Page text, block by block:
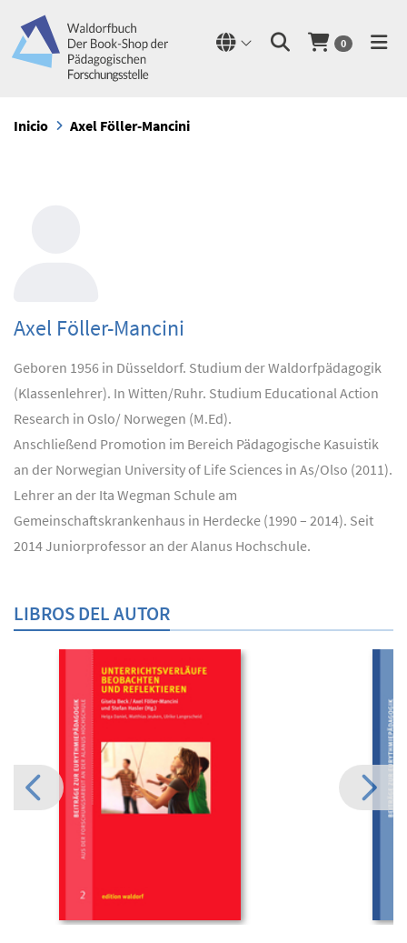
0
Inicio Axel Föller-Mancini
Axel Föller-Mancini
Geboren 1956 in Düsseldorf. Studium der Waldorfpädagogik
(Klassenlehrer). In Witten/Ruhr. Studium Educational Action
Research in Oslo/ Norwegen (M.Ed).
Anschließend Promotion im Bereich Pädagogische Kasuistik
an der Norwegian University of Life Sciences in As/Olso (2011).
Lehrer an der Ita Wegman Schule am
Gemeinschaftskrankenhaus in Herdecke (1990 – 2014). Seit
2014 Juniorprofessor an der Alanus Hochschule.
LIBROS DEL AUTOR